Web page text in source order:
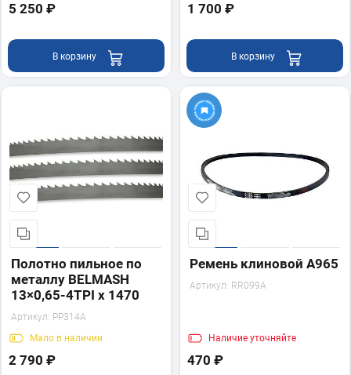
5 250 ₽
В корзину
1 700 ₽
В корзину
Полотно пильное по
металлу BELMASH
13×0,65-4TPI x 1470
Артикул: PP314A
Мало в наличии
2 790 ₽
Ремень клиновой A965
Артикул: RR099A
Наличие уточняйте
470 ₽